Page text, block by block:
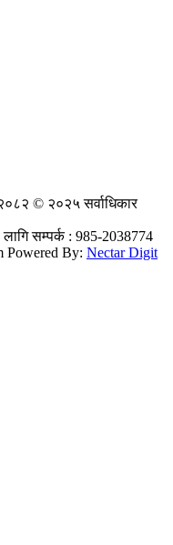
© २०२५ सर्वाधिकार
लागि सम्पर्क : 985-2038774
Powered By: Nectar Digit